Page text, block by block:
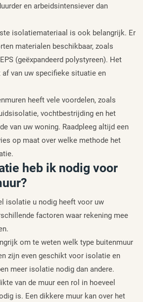
en arbeidsintensiever dan
isolatiemateriaal is ook belangrijk. Er
materialen beschikbaar, zoals
(geëxpandeerd polystyreen). Het
van uw specifieke situatie en
heeft vele voordelen, zoals
vochtbestrijding en het
van uw woning. Raadpleeg altijd een
op maat over welke methode het
heb ik nodig voor
isolatie u nodig heeft voor uw
factoren waar rekening mee
om te weten welk type buitenmuur
zijn even geschikt voor isolatie en
meer isolatie nodig dan andere.
van de muur een rol in hoeveel
is. Een dikkere muur kan over het